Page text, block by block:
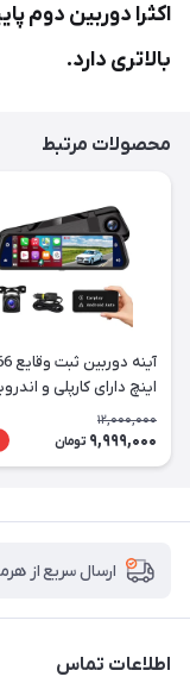
اکثرا دوربین دوم
بالاتری دارد.
محصولات مرتبط
آینه
اینچ دارای کارپلی و
12,000,000
9,999,000 تومان
ارسال سریع از
اطلاعات تماس